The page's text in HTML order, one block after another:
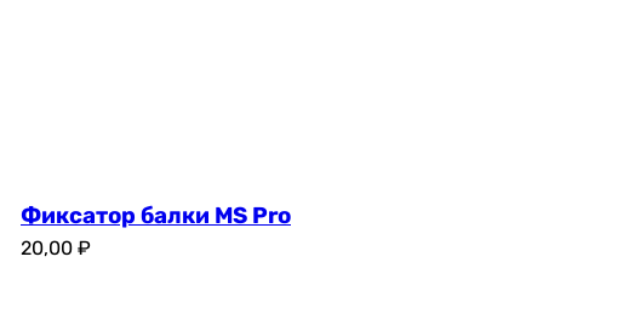
Фиксатор балки MS Pro
20,00 ₽